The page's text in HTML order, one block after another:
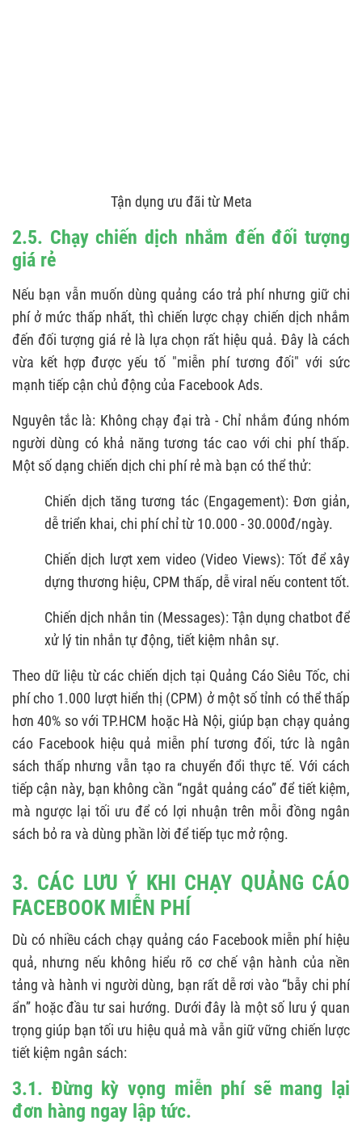
Tận dụng ưu đãi từ Meta
2.5. Chạy chiến dịch nhắm đến đối tượng
giá rẻ
Nếu bạn vẫn muốn dùng quảng cáo trả phí nhưng giữ chi
phí ở mức thấp nhất, thì chiến lược chạy chiến dịch nhắm
đến đối tượng giá rẻ là lựa chọn rất hiệu quả. Đây là cách
vừa kết hợp được yếu tố "miễn phí tương đối" với sức
mạnh tiếp cận chủ động của Facebook Ads.
Nguyên tắc là: Không chạy đại trà - Chỉ nhắm đúng nhóm
người dùng có khả năng tương tác cao với chi phí thấp.
Một số dạng chiến dịch chi phí rẻ mà bạn có thể thử:
Chiến dịch tăng tương tác (Engagement): Đơn giản,
dễ triển khai, chi phí chỉ từ 10.000 - 30.000đ/ngày.
Chiến dịch lượt xem video (Video Views): Tốt để xây
dựng thương hiệu, CPM thấp, dễ viral nếu content tốt.
Chiến dịch nhắn tin (Messages): Tận dụng chatbot để
xử lý tin nhắn tự động, tiết kiệm nhân sự.
Theo dữ liệu từ các chiến dịch tại Quảng Cáo Siêu Tốc, chi
phí cho 1.000 lượt hiển thị (CPM) ở một số tỉnh có thể thấp
hơn 40% so với TP.HCM hoặc Hà Nội, giúp bạn chạy quảng
cáo Facebook hiệu quả miễn phí tương đối, tức là ngân
sách thấp nhưng vẫn tạo ra chuyển đổi thực tế. Với cách
tiếp cận này, bạn không cần “ngắt quảng cáo” để tiết kiệm,
mà ngược lại tối ưu để có lợi nhuận trên mỗi đồng ngân
sách bỏ ra và dùng phần lời để tiếp tục mở rộng.
3. CÁC LƯU Ý KHI CHẠY QUẢNG CÁO
FACEBOOK MIỄN PHÍ
Dù có nhiều cách chạy quảng cáo Facebook miễn phí hiệu
quả, nhưng nếu không hiểu rõ cơ chế vận hành của nền
tảng và hành vi người dùng, bạn rất dễ rơi vào “bẫy chi phí
ẩn” hoặc đầu tư sai hướng. Dưới đây là một số lưu ý quan
trọng giúp bạn tối ưu hiệu quả mà vẫn giữ vững chiến lược
tiết kiệm ngân sách:
3.1. Đừng kỳ vọng miễn phí sẽ mang lại
đơn hàng ngay lập tức.